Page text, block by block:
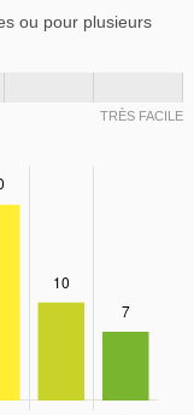
ou pour plusieurs
TRÈS FACILE